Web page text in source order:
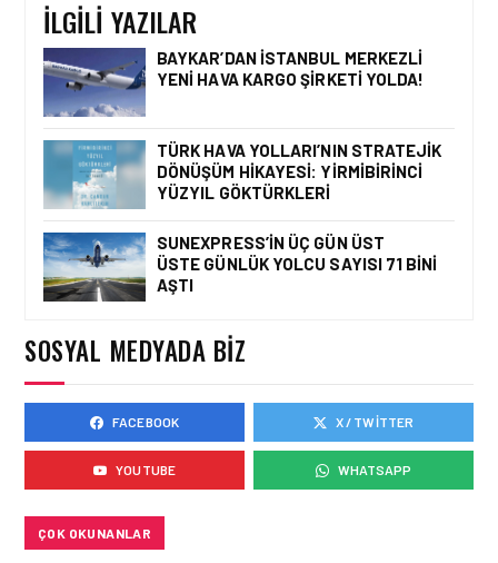
DINKIRCI’DEN KONTROL
KULESI’NE ZIYARET
HAVAALANI • 05 AĞU 2026
HAVAALANI • 05 AĞU 2026
ISG’NIN TERMINAL
MEMURLARINDAN CAN
KURTARAN HAMLE
İLGILI YAZILAR
BAYKAR’DAN İSTANBUL MERKEZLI
YENI HAVA KARGO ŞIRKETI YOLDA!
TÜRK HAVA YOLLARI’NIN STRATEJIK
DÖNÜŞÜM HIKAYESI: YIRMIBIRINCI
YÜZYIL GÖKTÜRKLERI
SUNEXPRESS’IN ÜÇ GÜN ÜST
ÜSTE GÜNLÜK YOLCU SAYISI 71 BINI
AŞTI
SOSYAL MEDYADA BIZ
FACEBOOK X / TWITTER
YOUTUBE WHATSAPP
ÇOK OKUNANLAR